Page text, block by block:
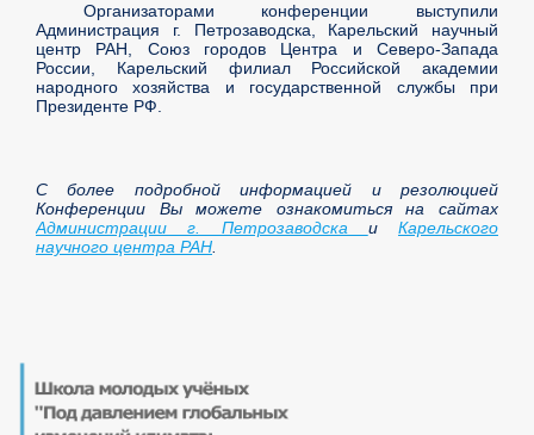
Организаторами конференции выступили
Администрация г. Петрозаводска, Карельский научный
центр РАН, Союз городов Центра и Северо-Запада
России, Карельский филиал Российской академии
народного хозяйства и государственной службы при
Президенте РФ.
С более подробной информацией и резолюцией
Конференции Вы можете ознакомиться на сайтах
Администрации г. Петрозаводска и Карельского
научного центра РАН